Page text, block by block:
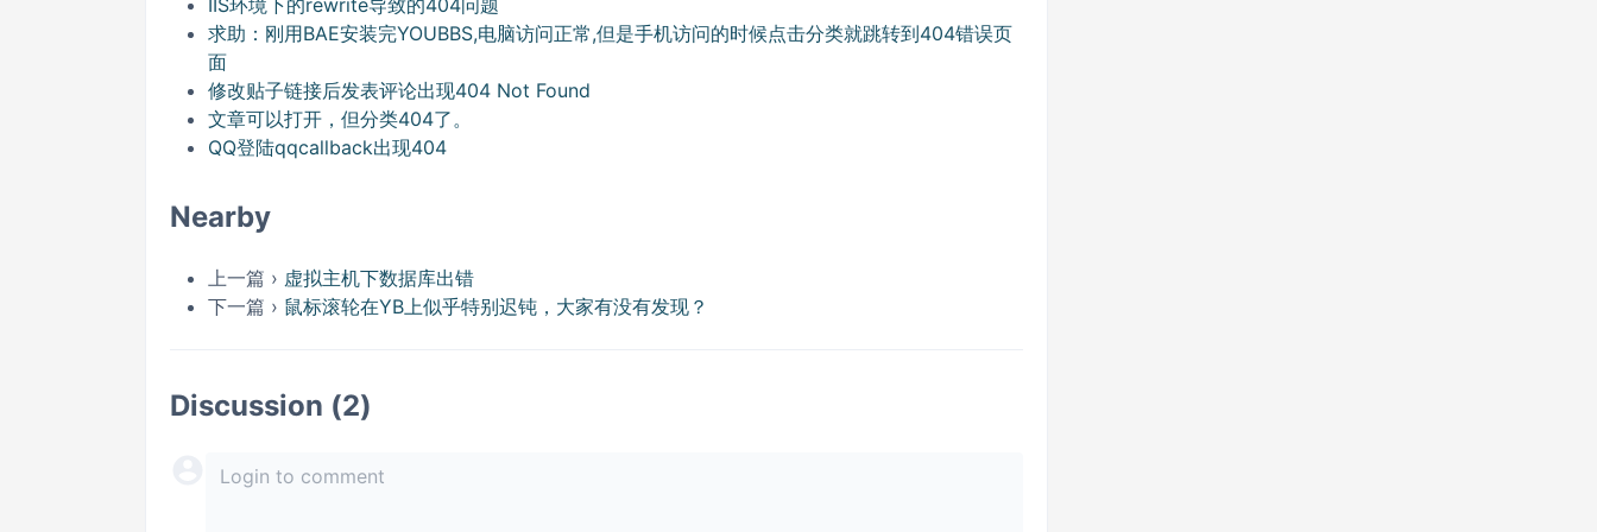
IIS环境下的rewrite导致的404问题
求助：刚用BAE安装完YOUBBS,电脑访问正常,但是手机访问的时候点击分类就跳转到404错误页
面
修改贴子链接后发表评论出现404 Not Found
文章可以打开，但分类404了。
QQ登陆qqcallback出现404
Nearby
上一篇 › 虚拟主机下数据库出错
下一篇 › 鼠标滚轮在YB上似乎特别迟钝，大家有没有发现？
Discussion (2)